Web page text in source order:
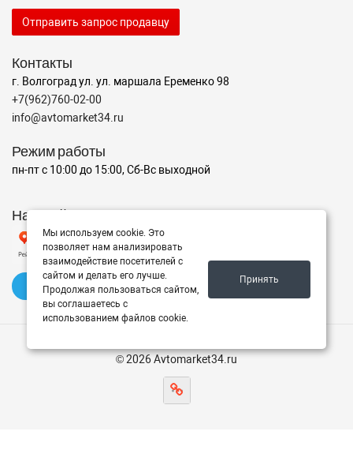
Отправить запрос продавцу
Контакты
г. Волгоград ул. ул. маршала Еременко 98
+7(962)760-02-00
info@avtomarket34.ru
Режим работы
пн-пт с 10:00 до 15:00, Сб-Вс выходной
Наш рейтинг на Яндексе
✍️ Оставить отзыв
© 2026 Avtomarket34.ru
Мы используем cookie. Это
позволяет нам анализировать
взаимодействие посетителей с
сайтом и делать его лучше.
Продолжая пользоваться сайтом,
вы соглашаетесь с
использованием файлов cookie.
Принять